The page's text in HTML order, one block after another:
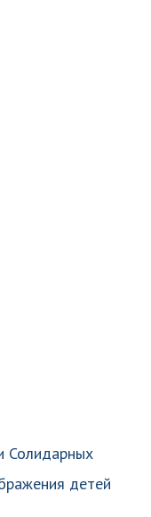
Солидарных
детей